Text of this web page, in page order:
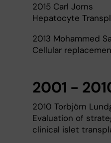
2015 Carl Jorns
Hepatocyte
2013 Mohammed
Cellular
2001 -
2010 Torbjörn
Evaluation of
clinical islet